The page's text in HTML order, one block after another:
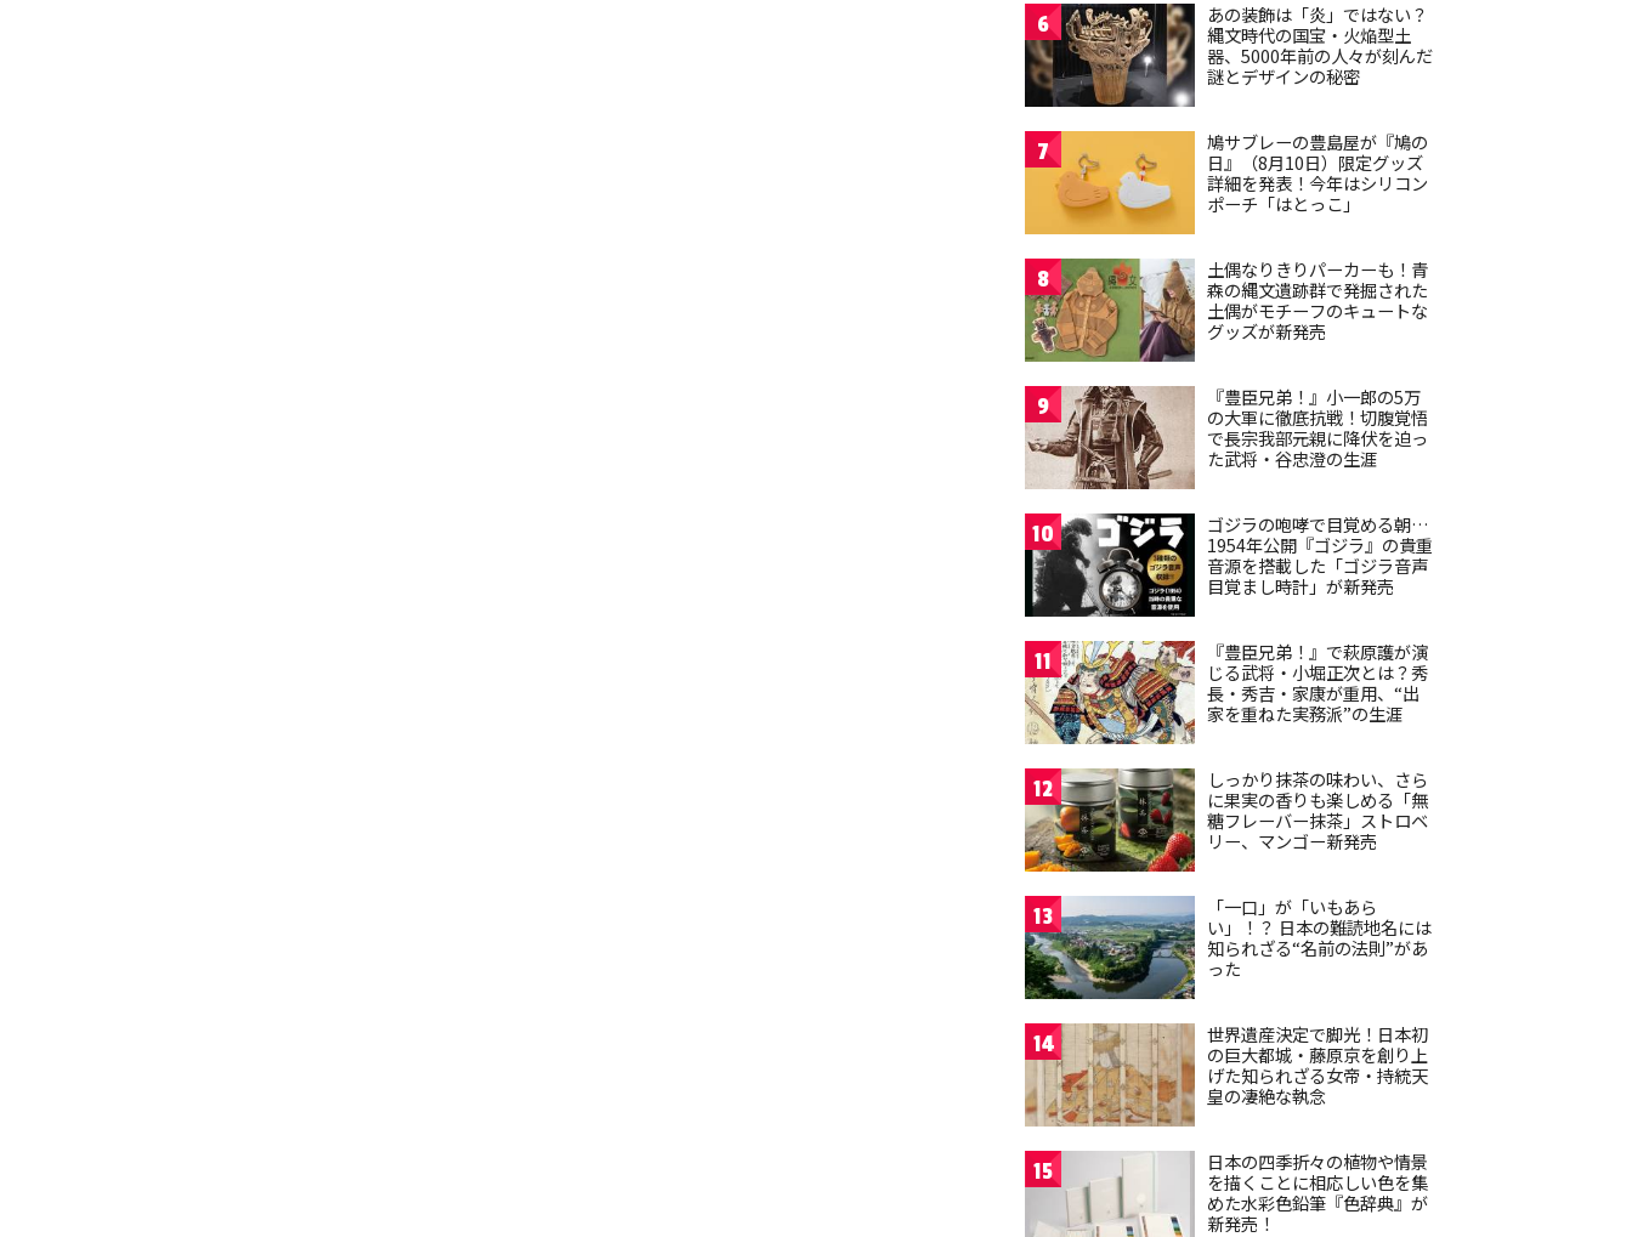
6
あの装飾は「炎」ではない？
縄文時代の国宝・火焔型土
器、5000年前の人々が刻んだ
謎とデザインの秘密
7
鳩サブレーの豊島屋が『鳩の
日』（8月10日）限定グッズ
詳細を発表！今年はシリコン
ポーチ「はとっこ」
8
土偶なりきりパーカーも！青
森の縄文遺跡群で発掘された
土偶がモチーフのキュートな
グッズが新発売
9
『豊臣兄弟！』小一郎の5万
の大軍に徹底抗戦！切腹覚悟
で長宗我部元親に降伏を迫っ
た武将・谷忠澄の生涯
10
ゴジラの咆哮で目覚める朝…
1954年公開『ゴジラ』の貴重
音源を搭載した「ゴジラ音声
目覚まし時計」が新発売
11
『豊臣兄弟！』で萩原護が演
じる武将・小堀正次とは？秀
長・秀吉・家康が重用、“出
家を重ねた実務派”の生涯
12
しっかり抹茶の味わい、さら
に果実の香りも楽しめる「無
糖フレーバー抹茶」ストロベ
リー、マンゴー新発売
13
「一口」が「いもあら
い」！？ 日本の難読地名には
知られざる“名前の法則”があ
った
14
世界遺産決定で脚光！日本初
の巨大都城・藤原京を創り上
げた知られざる女帝・持統天
皇の凄絶な執念
15
日本の四季折々の植物や情景
を描くことに相応しい色を集
めた水彩色鉛筆『色辞典』が
新発売！